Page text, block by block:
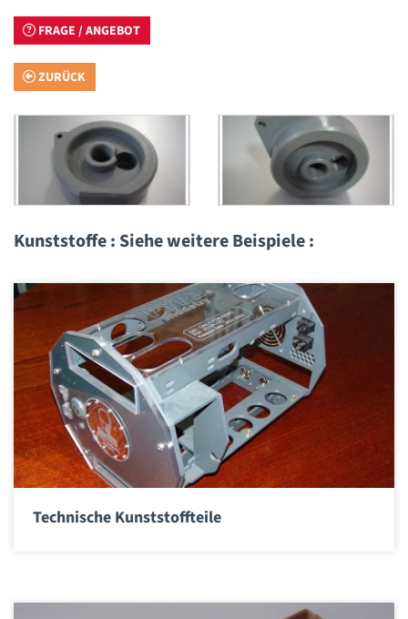
FRAGE / ANGEBOT
ZURÜCK
Kunststoffe : Siehe weitere Beispiele :
Technische Kunststoffteile